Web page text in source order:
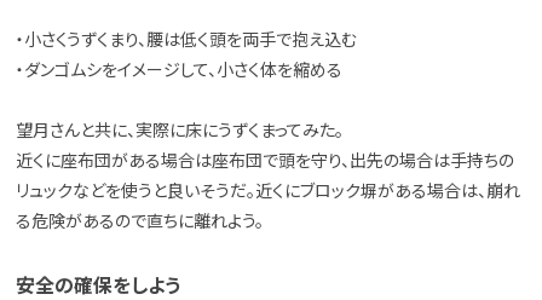
・小さくうずくまり、腰は低く頭を両手で抱え込む
・ダンゴムシをイメージして、小さく体を縮める
望月さんと共に、実際に床にうずくまってみた。
近くに座布団がある場合は座布団で頭を守り、出先の場合は手持ちの
リュックなどを使うと良いそうだ。近くにブロック塀がある場合は、崩れ
る危険があるので直ちに離れよう。
安全の確保をしよう